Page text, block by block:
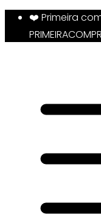
❤️ Primeira